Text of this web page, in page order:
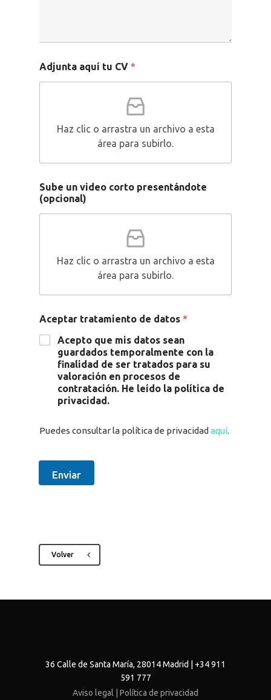
Adjunta aquí tu CV*
Haz clic o arrastra un archivo a esta
área para subirlo.
Sube un video corto presentándote
(opcional)
Haz clic o arrastra un archivo a esta
área para subirlo.
Aceptar tratamiento de datos*
Acepto que mis datos sean
guardados temporalmente con la
finalidad de ser tratados para su
valoración en procesos de
contratación. He leído la política de
privacidad.
Puedes consultar la política de privacidadaquí.
Enviar
Volver
36 Calle de Santa María, 28014 Madrid | +34 911
591 777
Aviso legal | Política de privacidad